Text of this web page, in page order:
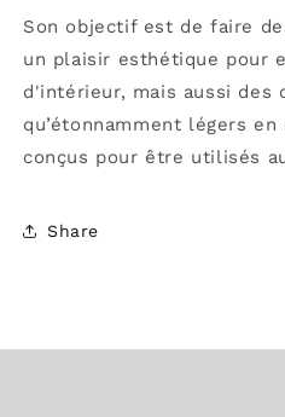
Son objectif est de faire
un plaisir esthétique pour
d'intérieur, mais aussi des
qu’étonnamment légers
conçus pour être utilisés
Share